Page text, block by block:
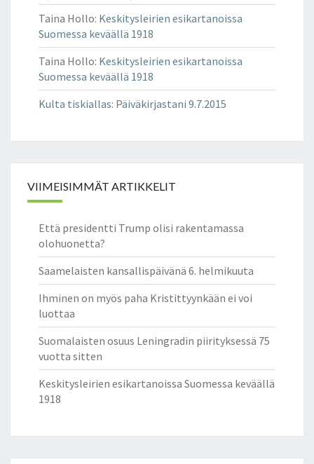
Taina Hollo: Keskitysleirien esikartanoissa
Suomessa keväällä 1918
Taina Hollo: Keskitysleirien esikartanoissa
Suomessa keväällä 1918
Kulta tiskiallas: Päiväkirjastani 9.7.2015
VIIMEISIMMÄT ARTIKKELIT
Että presidentti Trump olisi rakentamassa
olohuonetta?
Saamelaisten kansallispäivänä 6. helmikuuta
Ihminen on myös paha Kristittyynkään ei voi
luottaa
Suomalaisten osuus Leningradin piirityksessä 75
vuotta sitten
Keskitysleirien esikartanoissa Suomessa keväällä
1918